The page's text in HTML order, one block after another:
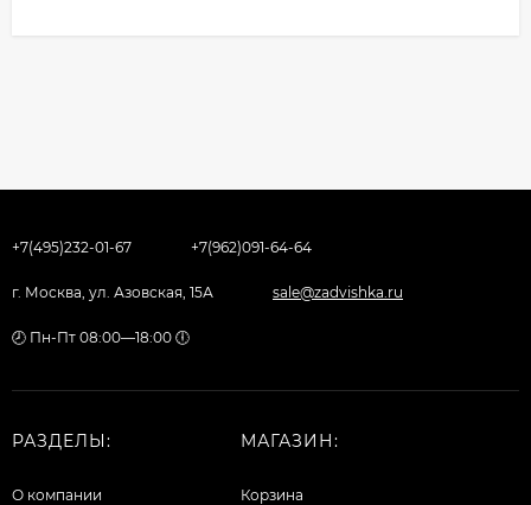
+7(495)232-01-67 +7(962)091-64-64
г. Москва, ул. Азовская, 15А sale@zadvishka.ru
🕗 Пн-Пт 08:00—18:00 🕕
РАЗДЕЛЫ:
О компании
МАГАЗИН:
Корзина